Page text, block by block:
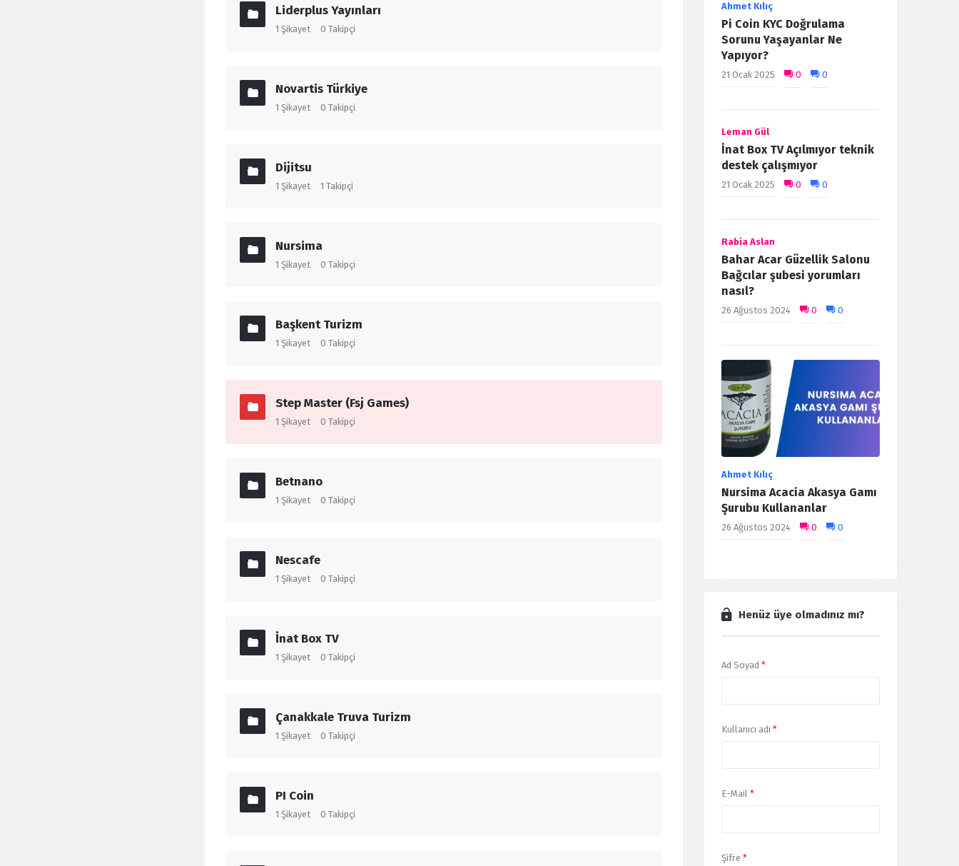
Liderplus Yayınları
1 Şikayet 0 Takipçi
Novartis Türkiye
1 Şikayet 0 Takipçi
Dijitsu
1 Şikayet 1 Takipçi
Nursima
1 Şikayet 0 Takipçi
Başkent Turizm
1 Şikayet 0 Takipçi
Step Master (Fsj Games)
1 Şikayet 0 Takipçi
Betnano
1 Şikayet 0 Takipçi
Nescafe
1 Şikayet 0 Takipçi
İnat Box TV
1 Şikayet 0 Takipçi
Çanakkale Truva Turizm
1 Şikayet 0 Takipçi
PI Coin
1 Şikayet 0 Takipçi
Ahmet Kılıç
Pi Coin KYC Doğrulama
Sorunu Yaşayanlar Ne
Yapıyor?
21 Ocak 2025 0 0
Leman Gül
İnat Box TV Açılmıyor teknik
destek çalışmıyor
21 Ocak 2025 0 0
Rabia Aslan
Bahar Acar Güzellik Salonu
Bağcılar şubesi yorumları
nasıl?
26 Ağustos 2024 0 0
Ahmet Kılıç
Nursima Acacia Akasya Gamı
Şurubu Kullananlar
26 Ağustos 2024 0 0
Henüz üye olmadınız mı?
Ad Soyad *
Kullanıcı adı *
E-Mail *
Şifre *